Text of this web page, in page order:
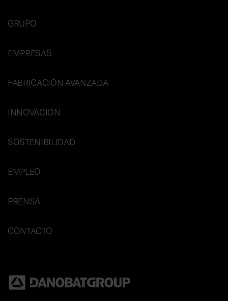
GRUPO
EMPRESAS
FABRICACIÓN AVANZADA
INNOVACIÓN
SOSTENIBILIDAD
EMPLEO
PRENSA
CONTACTO